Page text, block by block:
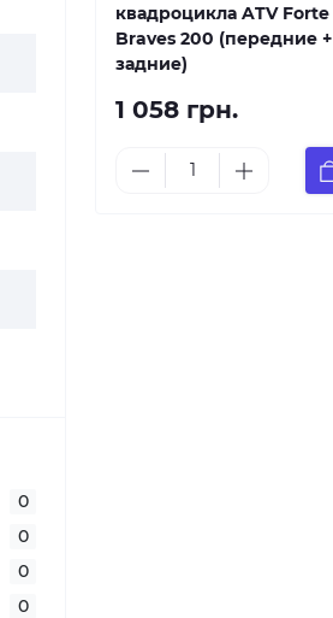
0
0
0
0
квадроцикла ATV Forte
Braves 200 (передние +
задние)
1 058 грн.